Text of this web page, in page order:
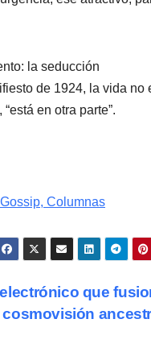
la seducción
de 1924, la vida no
en otra parte”.
Columnas
que